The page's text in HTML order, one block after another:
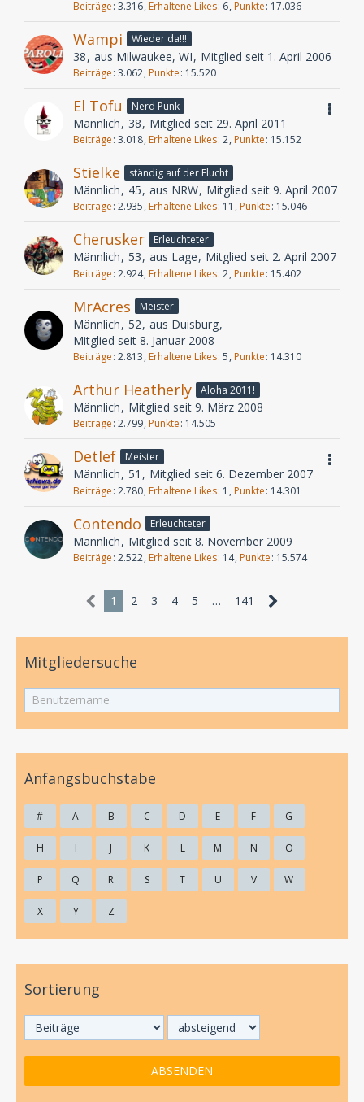
Beiträge 3.316 Erhaltene Likes 6 Punkte 17.036
Wampi Wieder da!!!
38 aus Milwaukee, WI Mitglied seit 1. April 2006
Beiträge 3.062 Punkte 15.520
El Tofu Nerd Punk
Männlich 38 Mitglied seit 29. April 2011
Beiträge 3.018 Erhaltene Likes 2 Punkte 15.152
Stielke ständig auf der Flucht
Männlich 45 aus NRW Mitglied seit 9. April 2007
Beiträge 2.935 Erhaltene Likes 11 Punkte 15.046
Cherusker Erleuchteter
Männlich 53 aus Lage Mitglied seit 2. April 2007
Beiträge 2.924 Erhaltene Likes 2 Punkte 15.402
MrAcres Meister
Männlich 52 aus Duisburg
Mitglied seit 8. Januar 2008
Beiträge 2.813 Erhaltene Likes 5 Punkte 14.310
Arthur Heatherly Aloha 2011!
Männlich Mitglied seit 9. März 2008
Beiträge 2.799 Punkte 14.505
Detlef Meister
Männlich 51 Mitglied seit 6. Dezember 2007
Beiträge 2.780 Erhaltene Likes 1 Punkte 14.301
Contendo Erleuchteter
Männlich Mitglied seit 8. November 2009
Beiträge 2.522 Erhaltene Likes 14 Punkte 15.574
1 2 3 4 5 … 141
Mitgliedersuche
Anfangsbuchstabe
# A B C D E F G
H I J K L M N O
P Q R S T U V W
X Y Z
Sortierung